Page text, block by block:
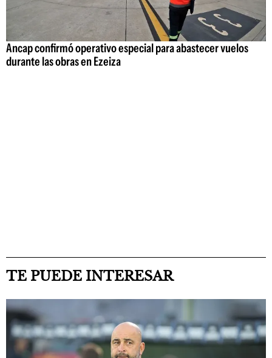
Ancap confirmó operativo especial para abastecer vuelos
durante las obras en Ezeiza
TE PUEDE INTERESAR